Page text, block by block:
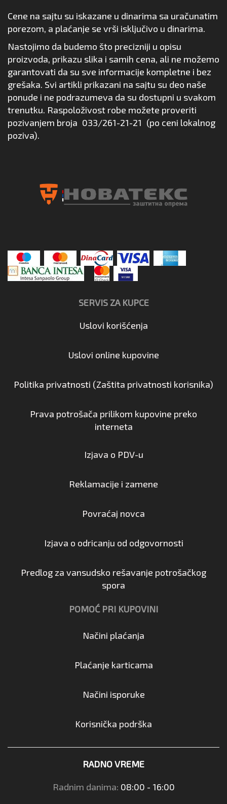
Cene na sajtu su iskazane u dinarima sa uračunatim
porezom, a plaćanje se vrši isključivo u dinarima.
Nastojimo da budemo što precizniji u opisu
proizvoda, prikazu slika i samih cena, ali ne možemo
garantovati da su sve informacije kompletne i bez
grešaka. Svi artikli prikazani na sajtu su deo naše
ponude i ne podrazumeva da su dostupni u svakom
trenutku. Raspoloživost robe možete proveriti
pozivanjem broja 033/261-21-21 (po ceni lokalnog
poziva).
SERVIS ZA KUPCE
Uslovi korišćenja
Uslovi online kupovine
Politika privatnosti (Zaštita privatnosti korisnika)
Prava potrošača prilikom kupovine preko
interneta
Izjava o PDV-u
Reklamacije i zamene
Povraćaj novca
Izjava o odricanju od odgovornosti
Predlog za vansudsko rešavanje potrošačkog
spora
POMOĆ PRI KUPOVINI
Načini plaćanja
Plaćanje karticama
Načini isporuke
Korisnička podrška
RADNO VREME
Radnim danima: 08:00 - 16:00